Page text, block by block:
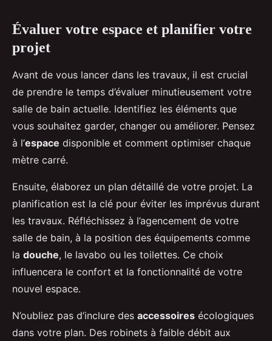
Évaluer votre espace et planifier votre
projet
Avant de vous lancer dans les travaux, il est crucial
de prendre le temps d’évaluer minutieusement votre
salle de bain actuelle. Identifiez les éléments que
vous souhaitez garder, changer ou améliorer. Pensez
à l’espace disponible et comment optimiser chaque
mètre carré.
Ensuite, élaborez un plan détaillé de votre projet. La
planification est la clé pour éviter les imprévus durant
les travaux. Réfléchissez à l’agencement de votre
salle de bain, à la position des équipements comme
la douche, le lavabo ou les toilettes. Ce choix
influencera le confort et la fonctionnalité de votre
nouvel espace.
N’oubliez pas d’inclure des accessoires écologiques
dans votre plan. Des robinets à faible débit aux